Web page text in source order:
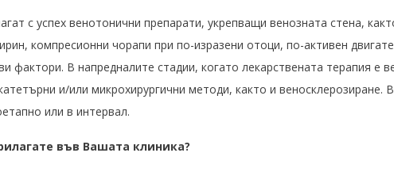
с успех венотонични препарати, укрепващи венозната стена,
компресионни чорапи при по-изразени отоци, по-активен
фактори. В напредналите стадии, когато лекарствената терапия е
и/или микрохирургични методи, както и
или в интервал.
във Вашата клиника?